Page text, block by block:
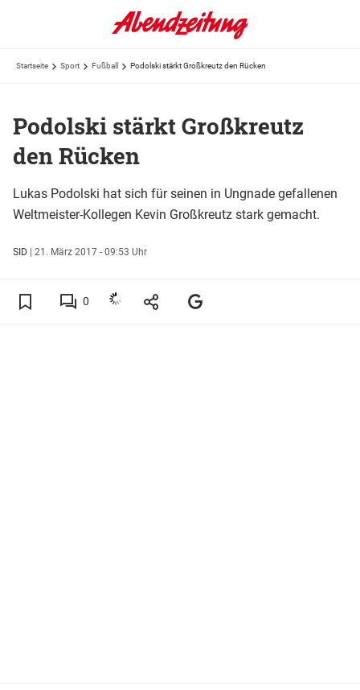
Startseite Sport Fußball Podolski stärkt Großkreutz den Rücken
Podolski stärkt Großkreutz
den Rücken
Lukas Podolski hat sich für seinen in Ungnade gefallenen
Weltmeister-Kollegen Kevin Großkreutz stark gemacht.
SID | 21. März 2017 - 09:53 Uhr
0